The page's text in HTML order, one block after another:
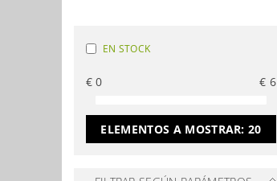
EN STOCK
€0 €6
ELEMENTOS A MOSTRAR:20